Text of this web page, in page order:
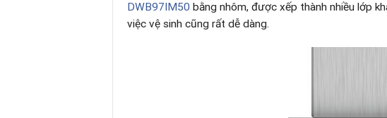
DWB97IM50 bằng nhôm, được xếp thành nhiều lớp
việc vệ sinh cũng rất dễ dàng.